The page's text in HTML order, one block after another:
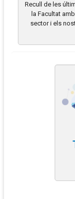
Recull de les
la Facultat
sector i els